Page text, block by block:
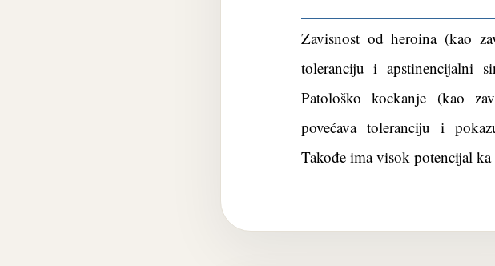
Zavisnost od heroina (kao
toleranciju i apstinencijalni
Patološko kockanje (kao
povećava toleranciju i
Takođe ima visok potencijal